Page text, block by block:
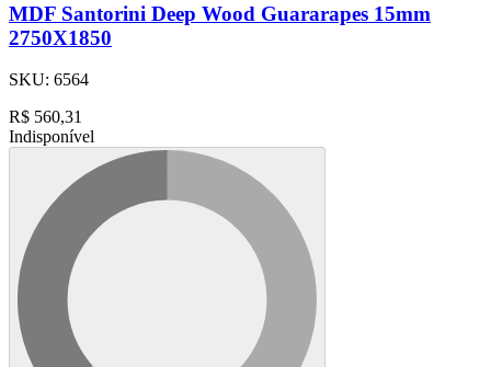
MDF Santorini Deep Wood Guararapes 15mm
2750X1850
SKU: 6564
R$ 560,31
Indisponível